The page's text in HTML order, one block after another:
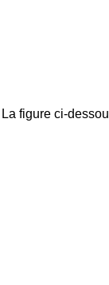
La figure ci-